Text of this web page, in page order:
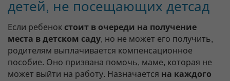
детей, не посещающих детсад
Если ребенок стоит в очереди на получение
места в детском саду, но не может его получить,
родителям выплачивается компенсационное
пособие. Оно призвана помочь, маме, которая не
может выйти на работу. Назначается на каждого